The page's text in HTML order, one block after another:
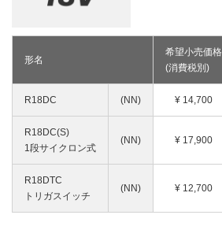
その他
形名
希望小売価格
(消費税別)
R18DC (NN) ¥ 14,700
R18DC(S)
1段サイクロン式
(NN) ¥ 17,900
R18DTC
トリガスイッチ
(NN) ¥ 12,700